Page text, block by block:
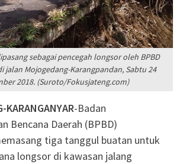
sebagai pencegah longsor oleh BPBD
jalan Mojogedang-Karangpandan, Sabtu 24
2018. (Suroto/Fokusjateng.com)
KARANGANYAR-Badan
Bencana Daerah (BPBD)
tiga tanggul buatan untuk
longsor di kawasan jalang